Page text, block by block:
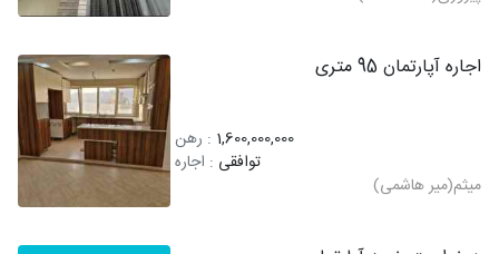
اجاره آپارتمان 95 متری
1,600,000,000 : رهن
توافقی : اجاره
میثم(میر هاشمی)